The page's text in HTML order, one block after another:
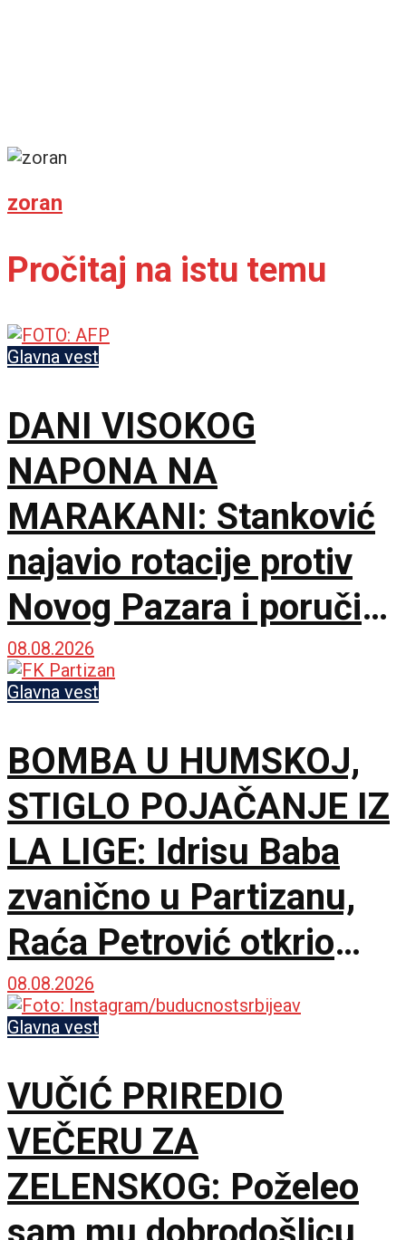
zoran
Pročitaj na istu temu
Glavna vest
DANI VISOKOG
NAPONA NA
MARAKANI: Stanković
najavio rotacije protiv
Novog Pazara i poručio
– Nije pitanje života i
smrti, ali hoću
maksimum!
08.08.2026
Glavna vest
BOMBA U HUMSKOJ,
STIGLO POJAČANJE IZ
LA LIGE: Idrisu Baba
zvanično u Partizanu,
Raća Petrović otkrio
pozadinu pregovora!
08.08.2026
Glavna vest
VUČIĆ PRIREDIO
VEČERU ZA
ZELENSKOG: Poželeo